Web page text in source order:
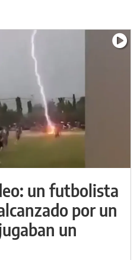
un futbolista
por un
un